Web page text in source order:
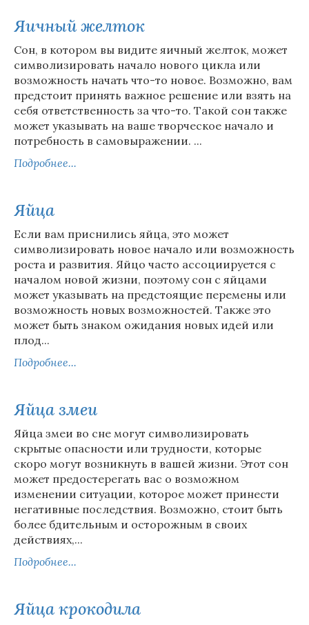
Яичный желток
Сон, в котором вы видите яичный желток, может
символизировать начало нового цикла или
возможность начать что-то новое. Возможно, вам
предстоит принять важное решение или взять на
себя ответственность за что-то. Такой сон также
может указывать на ваше творческое начало и
потребность в самовыражении. ...
Подробнее...
Яйца
Если вам приснились яйца, это может
символизировать новое начало или возможность
роста и развития. Яйцо часто ассоциируется с
началом новой жизни, поэтому сон с яйцами
может указывать на предстоящие перемены или
возможность новых возможностей. Также это
может быть знаком ожидания новых идей или
плод...
Подробнее...
Яйца змеи
Яйца змеи во сне могут символизировать
скрытые опасности или трудности, которые
скоро могут возникнуть в вашей жизни. Этот сон
может предостерегать вас о возможном
изменении ситуации, которое может принести
негативные последствия. Возможно, стоит быть
более бдительным и осторожным в своих
действиях,...
Подробнее...
Яйца крокодила